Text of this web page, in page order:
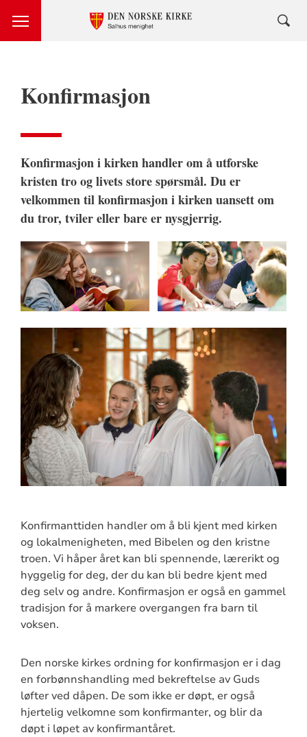
Konfirmasjon
Konfirmasjon i kirken handler om å utforske
kristen tro og livets store spørsmål. Du er
velkommen til konfirmasjon i kirken uansett om
du tror, tviler eller bare er nysgjerrig.
Konfirmanttiden handler om å bli kjent med kirken
og lokalmenigheten, med Bibelen og den kristne
troen. Vi håper året kan bli spennende, lærerikt og
hyggelig for deg, der du kan bli bedre kjent med
deg selv og andre. Konfirmasjon er også en gammel
tradisjon for å markere overgangen fra barn til
voksen.
Den norske kirkes ordning for konfirmasjon er i dag
en forbønnshandling med bekreftelse av Guds
løfter ved dåpen. De som ikke er døpt, er også
hjertelig velkomne som konfirmanter, og blir da
døpt i løpet av konfirmantåret.